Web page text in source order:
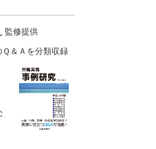
監修提供
＆Ａを分類収録